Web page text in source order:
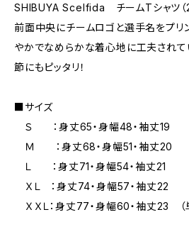
SHIBUYA Scelfida チームTシャツ（
前面中央にチームロゴと選手名をプリ
やかでなめらかな着心地に工夫されて
節にもピッタリ！
■サイズ
Ｓ ：身丈65・身幅48・袖丈19
Ｍ ：身丈68・身幅51・袖丈20
Ｌ ：身丈71・身幅54・袖丈21
ＸＬ ：身丈74・身幅57・袖丈22
ＸＸＬ：身丈77・身幅60・袖丈23 （